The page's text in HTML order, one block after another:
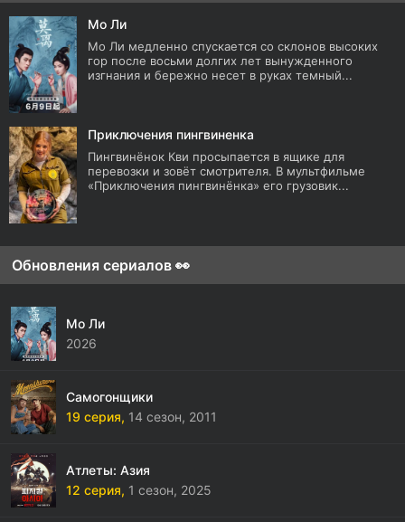
Мо Ли
Мо Ли медленно спускается со склонов высоких
гор после восьми долгих лет вынужденного
изгнания и бережно несет в руках темный...
Приключения пингвиненка
Пингвинёнок Кви просыпается в ящике для
перевозки и зовёт смотрителя. В мультфильме
«Приключения пингвинёнка» его грузовик...
Обновления сериалов 👀
Мо Ли
2026
Самогонщики
19 серия, 14 сезон, 2011
Атлеты: Азия
12 серия, 1 сезон, 2025